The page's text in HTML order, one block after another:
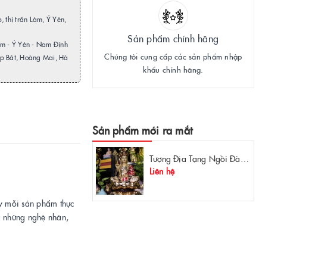
thị trấn Lâm, Ý Yên,
- Ý Yên - Nam Định
Bát, Hoàng Mai, Hà
Sản phẩm chính hãng
Chúng tôi cung cấp các sản phẩm nhập
khẩu chính hãng.
mỗi sản phẩm thực
nghệ nhân,
Sản phẩm mới ra mắt
Liên hệ